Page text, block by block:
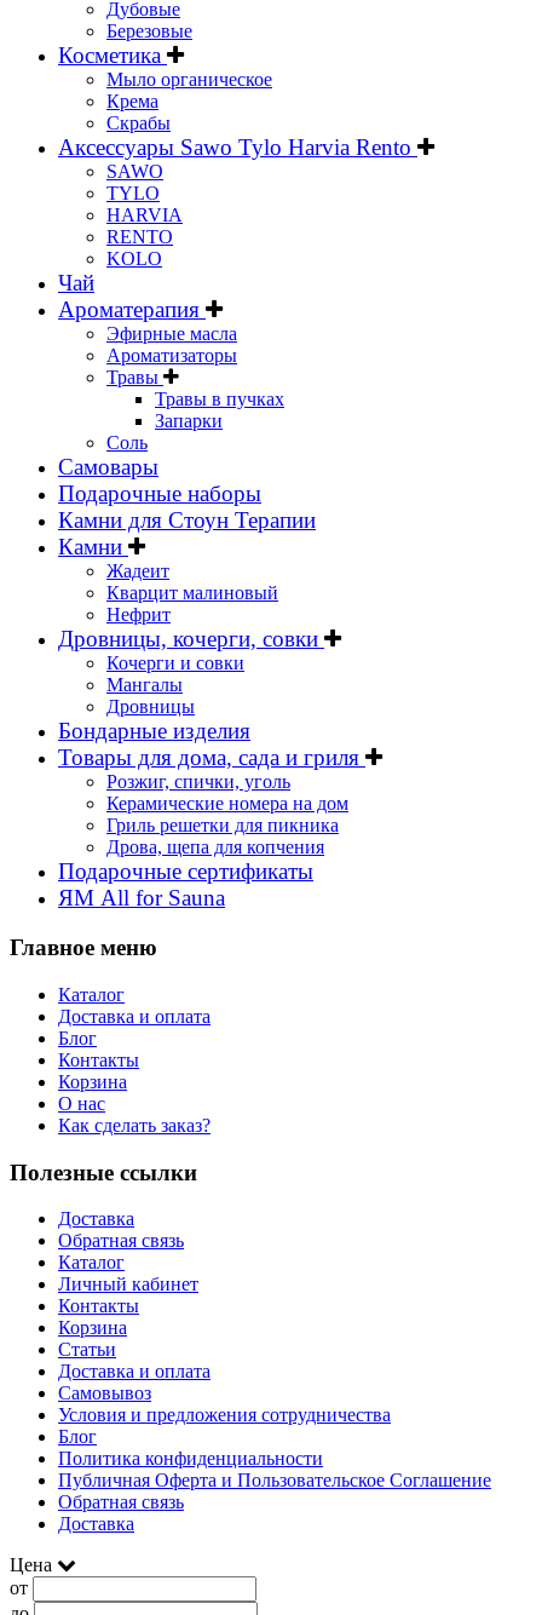
Дубовые
Березовые
Косметика
Мыло органическое
Крема
Скрабы
Аксессуары Sawo Tylo Harvia Rento
SAWO
TYLO
HARVIA
RENTO
KOLO
Чай
Ароматерапия
Эфирные масла
Ароматизаторы
Травы
Травы в пучках
Запарки
Соль
Самовары
Подарочные наборы
Камни для Стоун Терапии
Камни
Жадеит
Кварцит малиновый
Нефрит
Дровницы, кочерги, совки
Кочерги и совки
Мангалы
Дровницы
Бондарные изделия
Товары для дома, сада и гриля
Розжиг, спички, уголь
Керамические номера на дом
Гриль решетки для пикника
Дрова, щепа для копчения
Подарочные сертификаты
ЯМ All for Sauna
Главное меню
Каталог
Доставка и оплата
Блог
Контакты
Корзина
О нас
Как сделать заказ?
Полезные ссылки
Доставка
Обратная связь
Каталог
Личный кабинет
Контакты
Корзина
Статьи
Доставка и оплата
Самовывоз
Условия и предложения сотрудничества
Блог
Политика конфиденциальности
Публичная Оферта и Пользовательское Соглашение
Обратная связь
Доставка
Цена
от